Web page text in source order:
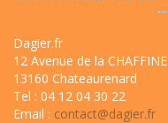
Dagier.fr
12 Avenue de la CHAFFINE
13160 Chateaurenard
Tel : 04 12 04 30 22
Email : contact@dagier.fr